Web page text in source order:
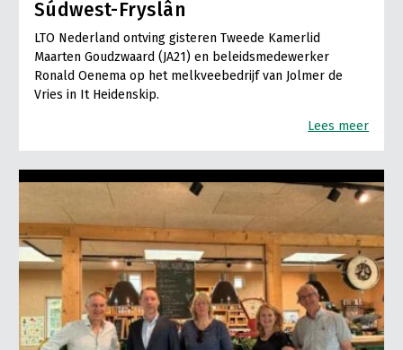
Súdwest-Fryslân
LTO Nederland ontving gisteren Tweede Kamerlid
Maarten Goudzwaard (JA21) en beleidsmedewerker
Ronald Oenema op het melkveebedrijf van Jolmer de
Vries in It Heidenskip.
Lees meer